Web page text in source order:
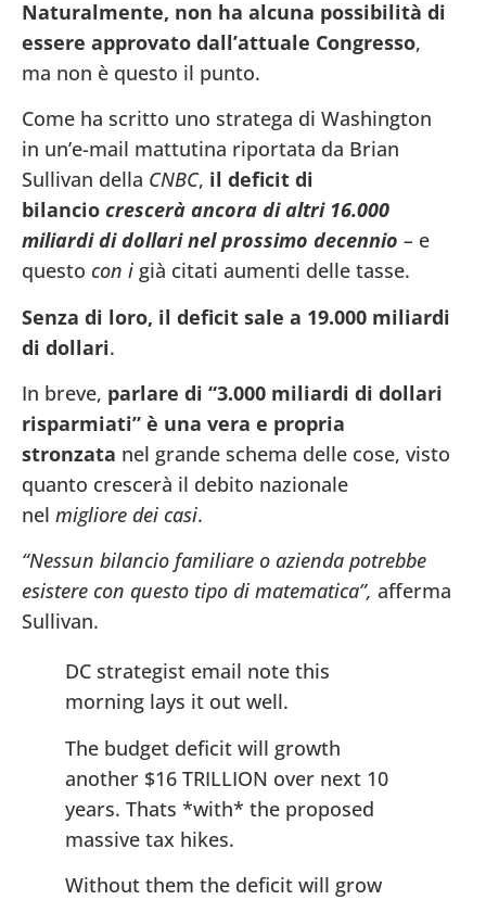
Naturalmente, non ha alcuna possibilità di
essere approvato dall’attuale Congresso,
ma non è questo il punto.
Come ha scritto uno stratega di Washington
in un’e-mail mattutina riportata da Brian
Sullivan della CNBC, il deficit di
bilancio crescerà ancora di altri 16.000
miliardi di dollari nel prossimo decennio – e
questo con i già citati aumenti delle tasse.
Senza di loro, il deficit sale a 19.000 miliardi
di dollari.
In breve, parlare di “3.000 miliardi di dollari
risparmiati” è una vera e propria
stronzata nel grande schema delle cose, visto
quanto crescerà il debito nazionale
nel migliore dei casi.
“Nessun bilancio familiare o azienda potrebbe
esistere con questo tipo di matematica”, afferma
Sullivan.
DC strategist email note this
morning lays it out well.
The budget deficit will growth
another $16 TRILLION over next 10
years. Thats *with* the proposed
massive tax hikes.
Without them the deficit will grow